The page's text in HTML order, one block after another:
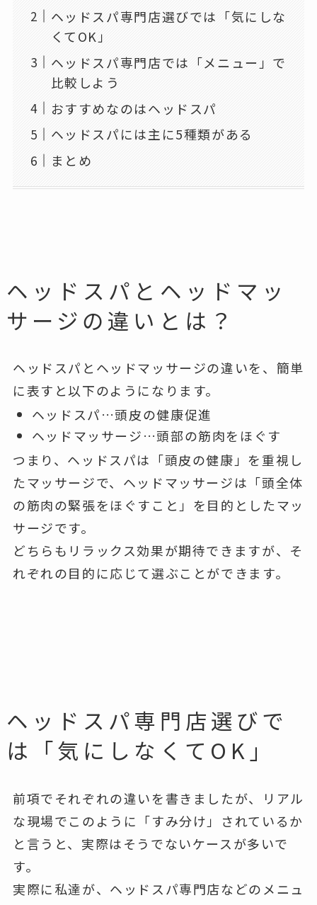
ヘッドスパ専門店選びでは「気にしな
くてOK」
ヘッドスパ専門店では「メニュー」で
比較しよう
おすすめなのはヘッドスパ
ヘッドスパには主に5種類がある
まとめ
ヘッドスパとヘッドマッ
サージの違いとは？
ヘッドスパとヘッドマッサージの違いを、簡単
に表すと以下のようになります。
ヘッドスパ…頭皮の健康促進
ヘッドマッサージ…頭部の筋肉をほぐす
つまり、ヘッドスパは「頭皮の健康」を重視し
たマッサージで、ヘッドマッサージは「頭全体
の筋肉の緊張をほぐすこと」を目的としたマッ
サージです。
どちらもリラックス効果が期待できますが、そ
れぞれの目的に応じて選ぶことができます。
ヘッドスパ専門店選びで
は「気にしなくてOK」
前項でそれぞれの違いを書きましたが、リアル
な現場でこのように「すみ分け」されているか
と言うと、実際はそうでないケースが多いで
す。
実際に私達が、ヘッドスパ専門店などのメニュ